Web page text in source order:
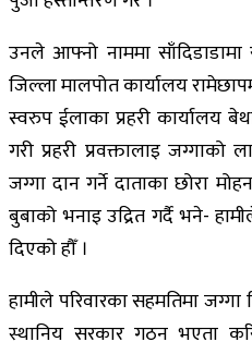
उनले आफ्नो नाममा साँदिडाडामा
जिल्ला मालपोत कार्यालय
स्वरुप ईलाका प्रहरी कार्यालय
गरी प्रहरी प्रवक्तालाइ
जग्गा दान गर्ने दाताका छोरा
बुबाको भनाइ उद्रित गर्दै भने-
दिएको हौँ ।
हामीले परिवारका सहमतिमा
स्थानिय सरकार गठन भएता